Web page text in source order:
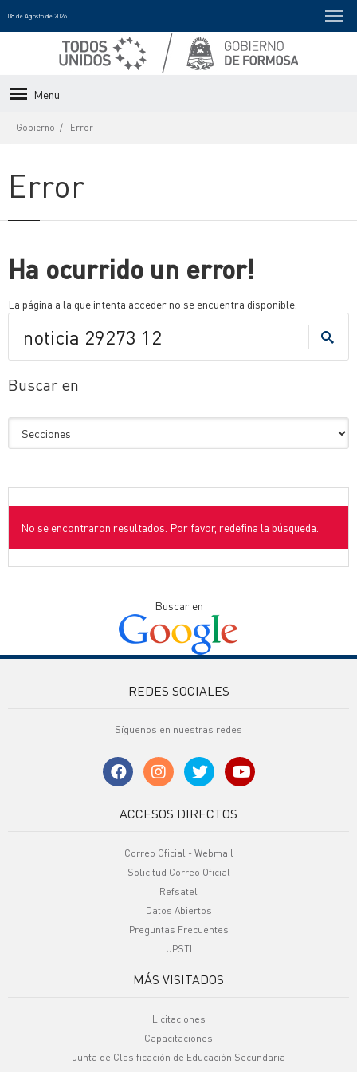
08 de Agosto de 2026
Menu
Gobierno Error
Error
Ha ocurrido un error!
La página a la que intenta acceder no se encuentra disponible.
Buscar en
No se encontraron resultados. Por favor, redefina la búsqueda.
Buscar en
REDES SOCIALES
Síguenos en nuestras redes
ACCESOS DIRECTOS
Correo Oficial - Webmail
Solicitud Correo Oficial
Refsatel
Datos Abiertos
Preguntas Frecuentes
UPSTI
MÁS VISITADOS
Licitaciones
Capacitaciones
Junta de Clasificación de Educación Secundaria